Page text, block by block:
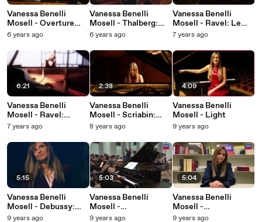
Vanessa Benelli
Mosell - Overture
(Transcr. Liszt for
6 years ago
6:21
Vanessa Benelli
Mosell - Ravel:
Pavane pour une
7 years ago
5:15
Vanessa Benelli
Mosell - Debussy:
Clair de lune
9 years ago
Vanessa Benelli
Mosell - Thalberg:
L'art du chant
70: 19. Casta diva, de
l'opéra "Norma”
6 years ago
2:38
Vanessa Benelli
Mosell - Scriabin:
Etude In D Sharp
8 years ago
5:03
Vanessa Benelli
Mosell -
Rachmaninov: Piano
9 years ago
Vanessa Benelli
Mosell - Ravel: Le
Tombeau de
Toccata
7 years ago
4:09
Vanessa Benelli
Mosell - Light
9 years ago
5:04
Vanessa Benelli
Mosell -
Rachmaninov: Piano
9 years ago